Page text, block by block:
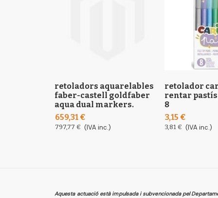
retoladors aquarelables
faber-castell goldfaber
aqua dual markers.
659,31 €
797,77 € (IVA inc.)
retolador
rentar pastís
8
3,15 €
3,81 € (IVA inc.)
Aquesta actuació està impulsada i subvencionada pel